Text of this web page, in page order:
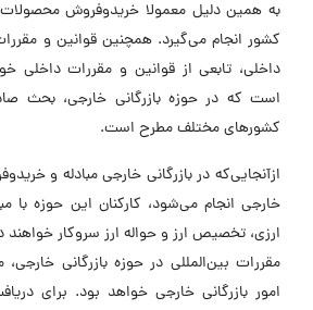
به همین دلیل معمولا خریدوفروش
کشور انجام می‌گیرد. همچنین قوانین و
داخلی، تابعی از قوانین و مقررات داخلی
است که در حوزه بازرگانی خارجی، بحث
کشورهای مختلف مطرح است.
ازآنجایی‌که در بازرگانی خارجی مبادله و
خارجی انجام می‌شود، کارکنان این حوزه با
ارزی، تخصیص ارز و حواله ارز سروکار خواهند
مقررات بین‌المللی در حوزه بازرگانی
امور بازرگانی خارجی خواهد بود. برای